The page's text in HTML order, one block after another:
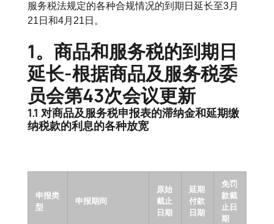
服务税法规定的各种合规情况的到期日延长至3月
21日和4月21日。
1。商品和服务税的到期日
延长-根据商品及服务税委
员会第43次会议更新
1.1 对商品及服务税申报表的滞纳金和延期缴
纳税款的利息的各种放宽
申报类
型
申报期间
原始
截止
日期
延期
付款
日期
免罚
款截
止日
期